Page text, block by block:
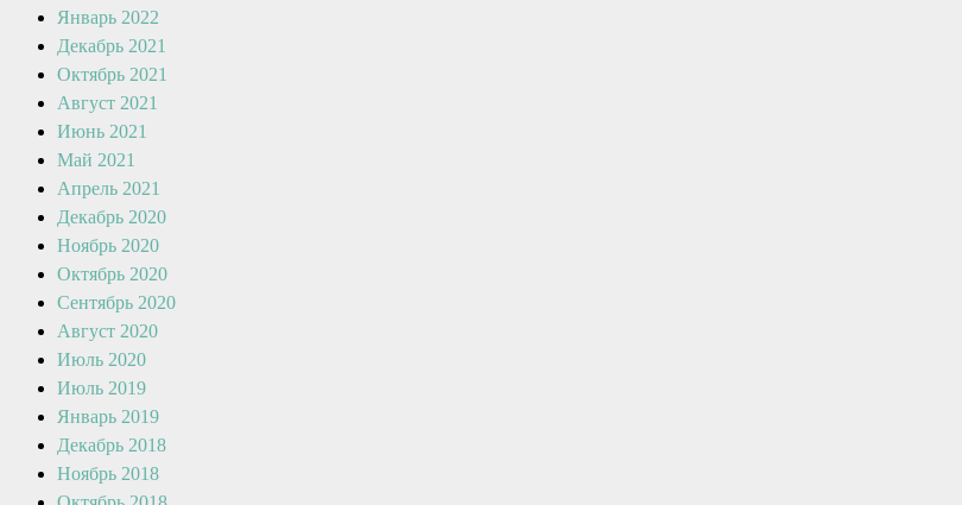
Январь 2022
Декабрь 2021
Октябрь 2021
Август 2021
Июнь 2021
Май 2021
Апрель 2021
Декабрь 2020
Ноябрь 2020
Октябрь 2020
Сентябрь 2020
Август 2020
Июль 2020
Июль 2019
Январь 2019
Декабрь 2018
Ноябрь 2018